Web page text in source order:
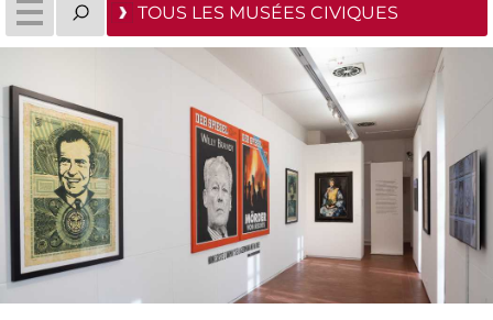
TOUS LES MUSÉES CIVIQUES